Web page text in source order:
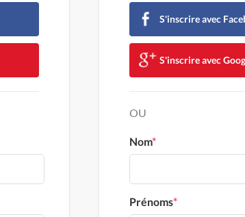
S'inscrire avec
S'inscrire avec
OU
Nom*
Prénoms*